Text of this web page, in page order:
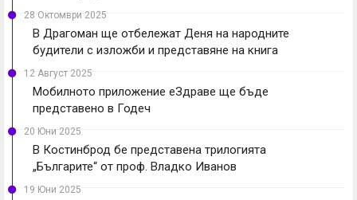
28 Октомври 2025
В Драгоман ще отбележат Деня на народните
будители с изложби и представяне на книга
12 Август 2025
Мобилното приложение еЗдраве ще бъде
представено в Годеч
20 Юни 2025
В Костинброд бе представена трилогията
„Българите“ от проф. Владко Иванов
19 Юни 2025